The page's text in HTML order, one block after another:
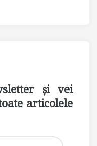
și vei
articolele